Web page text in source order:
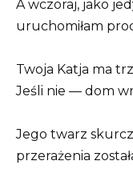
A wczoraj, jako
uruchomiłam
Twoja Katja ma
Jeśli nie — dom
Jego twarz
przerażenia